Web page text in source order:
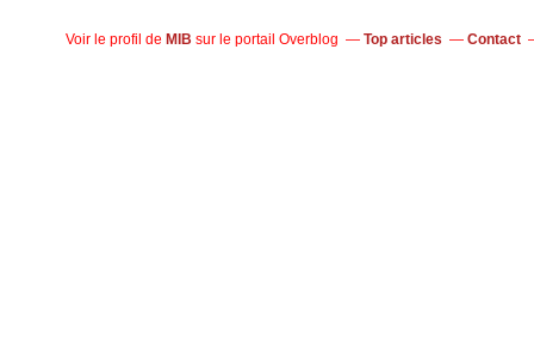
Voir le profil de MIB sur le portail Overblog Top articles Contact